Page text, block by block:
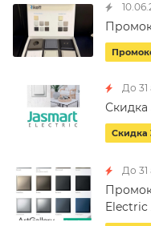
До 31
Скидка
До 31
Electric